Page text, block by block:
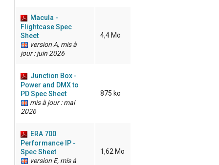
Macula -
Flightcase Spec
Sheet
version A, mis à
jour : juin 2026
4,4 Mo
Junction Box -
Power and DMX to
PD Spec Sheet
mis à jour : mai
2026
875 ko
ERA 700
Performance IP -
Spec Sheet
version E, mis à
1,62 Mo